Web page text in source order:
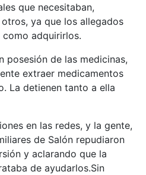
que necesitaban,
ya que los allegados
adquirirlos.
posesión de las medicinas,
extraer medicamentos
La detienen tanto a ella
en las redes, y la gente,
de Salón repudiaron
y aclarando que la
de ayudarlos.Sin